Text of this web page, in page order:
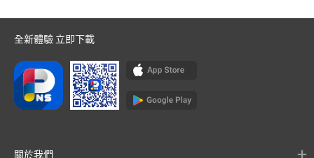
全新體驗 立即下載
關於我們